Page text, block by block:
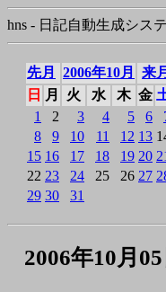
hns - 日記自動生成シス
先月 2006年10月
来月
日
月 火 水 木 金
1
2 3 4 5 6
8
9 10 11 12 13
15 16 17 18 19 20
22 23 24 25 26 27
29 30 31
2006年10月